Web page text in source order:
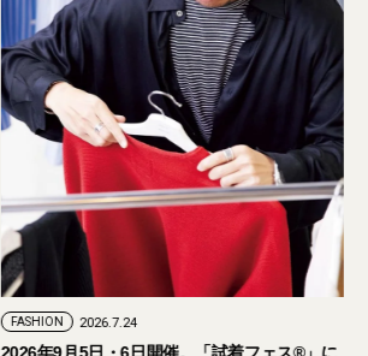
FASHION 2026.7.24
2026年9月5日・6日開催。「試着フェス®︎」に